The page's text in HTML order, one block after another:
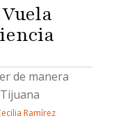
de manera
Ramírez